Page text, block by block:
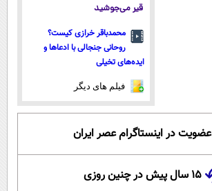
قیر می‌جوشید
محمدباقر خرازی کیست؟
روحانی جنجالی با ادعاها و
ایده‌های تخیلی
فیلم های دیگر
عضویت در اینستاگرام عصر ایران
۱۵ سال پیش در چنین روزی